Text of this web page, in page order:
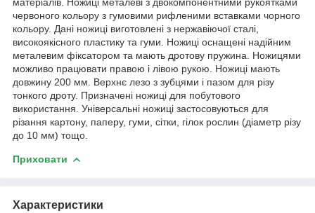
червоного кольору з гумовими рифленими вставками чорного
кольору. Дані ножиці виготовлені з нержавіючої сталі,
високоякісного пластику та гуми. Ножиці оснащені надійним
металевим фіксатором та мають дротову пружина. Ножицями
можливо працювати правою і лівою рукою. Ножиці мають
довжину 200 мм. Верхнє лезо з зубцями і пазом для різу
тонкого дроту. Призначені ножиці для побутового
використання. Універсальні ножиці застосовуються для
різання картону, паперу, гуми, сітки, гілок рослин (діаметр різу
до 10 мм) тощо.
Приховати
Характеристики